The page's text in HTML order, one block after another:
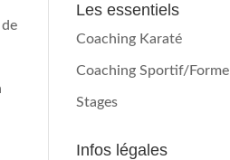
Les essentiels
Coaching Karaté
Coaching Sportif/Forme
Stages
Infos légales